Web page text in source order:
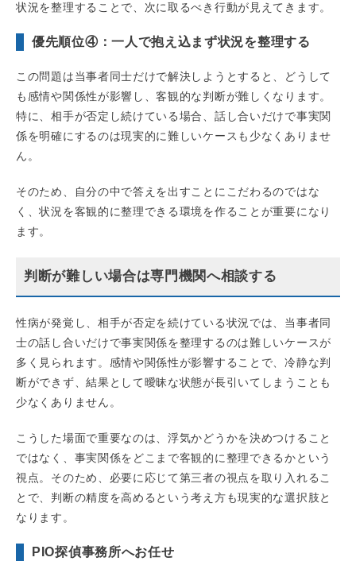
状況を整理することで、次に取るべき行動が見えてきます。
優先順位④：一人で抱え込まず状況を整理する
この問題は当事者同士だけで解決しようとすると、どうして
も感情や関係性が影響し、客観的な判断が難しくなります。
特に、相手が否定し続けている場合、話し合いだけで事実関
係を明確にするのは現実的に難しいケースも少なくありませ
ん。
そのため、自分の中で答えを出すことにこだわるのではな
く、状況を客観的に整理できる環境を作ることが重要になり
ます。
判断が難しい場合は専門機関へ相談する
性病が発覚し、相手が否定を続けている状況では、当事者同
士の話し合いだけで事実関係を整理するのは難しいケースが
多く見られます。感情や関係性が影響することで、冷静な判
断ができず、結果として曖昧な状態が長引いてしまうことも
少なくありません。
こうした場面で重要なのは、浮気かどうかを決めつけること
ではなく、事実関係をどこまで客観的に整理できるかという
視点。そのため、必要に応じて第三者の視点を取り入れるこ
とで、判断の精度を高めるという考え方も現実的な選択肢と
なります。
PIO探偵事務所へお任せ